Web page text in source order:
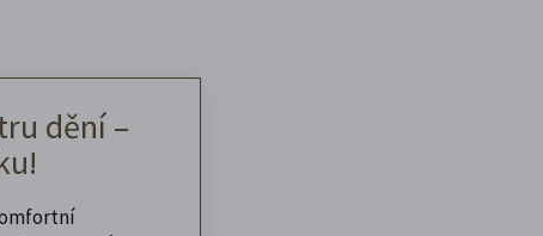
dění –